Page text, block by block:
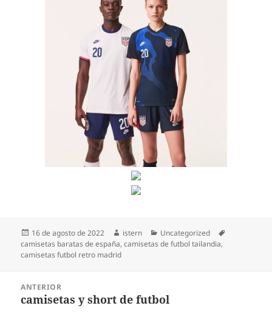
Publicado
el
16 de agosto de 2022 Autor
istern Categorías
Uncategorized
camisetas baratas de españa,camisetas de futbol tailandia,
camisetas futbol retro madrid
entradas
ANTERIOR
Entrada
camisetas y short de futbol